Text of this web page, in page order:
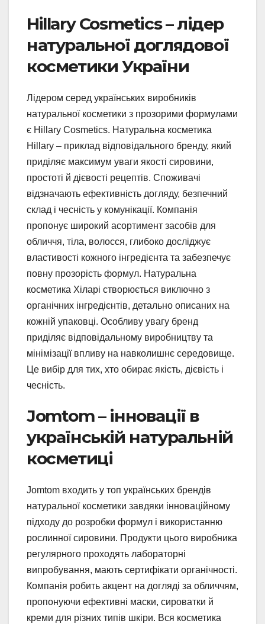
Hillary Cosmetics – лідер
натуральної доглядової
косметики України
Лідером серед українських виробників
натуральної косметики з прозорими формулами
є Hillary Cosmetics. Натуральна косметика
Hillary – приклад відповідального бренду, який
приділяє максимум уваги якості сировини,
простоті й дієвості рецептів. Споживачі
відзначають ефективність догляду, безпечний
склад і чесність у комунікації. Компанія
пропонує широкий асортимент засобів для
обличчя, тіла, волосся, глибоко досліджує
властивості кожного інгредієнта та забезпечує
повну прозорість формул. Натуральна
косметика Хіларі створюється виключно з
органічних інгредієнтів, детально описаних на
кожній упаковці. Особливу увагу бренд
приділяє відповідальному виробництву та
мінімізації впливу на навколишнє середовище.
Це вибір для тих, хто обирає якість, дієвість і
чесність.
Jomtom – інновації в
українській натуральній
косметиці
Jomtom входить у топ українських брендів
натуральної косметики завдяки інноваційному
підходу до розробки формул і використанню
рослинної сировини. Продукти цього виробника
регулярного проходять лабораторні
випробування, мають сертифікати органічності.
Компанія робить акцент на догляді за обличчям,
пропонуючи ефективні маски, сироватки й
креми для різних типів шкіри. Вся косметика